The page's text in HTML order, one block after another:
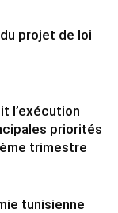
projet de loi
l’exécution
priorités
trimestre
tunisienne